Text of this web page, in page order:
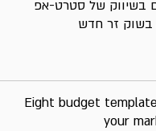
בשיווק של סטרט-אפ
בשוק זר חדש
Eight budget
your